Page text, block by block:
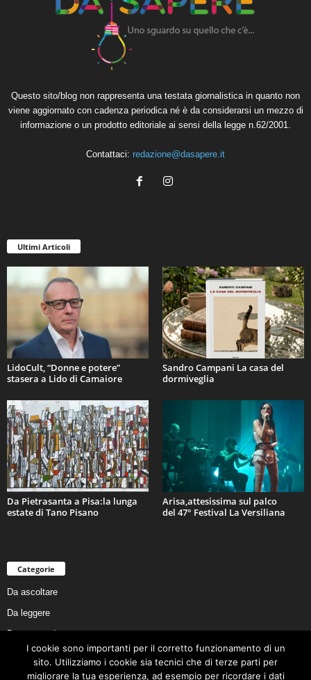
Questo sito/blog non rappresenta una testata giornalistica in quanto non
viene aggiornato con cadenza periodica né è da considerarsi un mezzo di
informazione o un prodotto editoriale ai sensi della legge n.62/2001.
Contattaci: redazione@dasapere.it
Ultimi Articoli
LidoCult, “Donne e potere”
stasera a Lido di Camaiore
Sandro Campani La casa del
dormiveglia
Da Pietrasanta a Pisa:la lunga
estate di Tano Pisano
Arisa,attesissima sul palco
del 47° Festival La Versiliana
Categorie
Da ascoltare
Da leggere
Da non perdere
Da conoscere
Da preservare
I cookie sono importanti per il corretto funzionamento di un
sito. Utilizziamo i cookie sia tecnici che di terze parti per
migliorare la tua esperienza, ad esempio per ricordare i dati